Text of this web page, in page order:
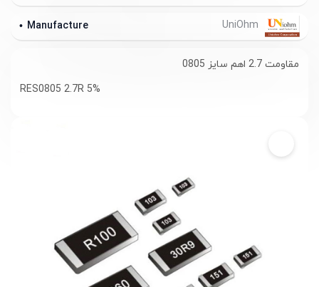
Manufacture
مقاومت 2.7 اهم سایز 0805
RES0805 2.7R 5%